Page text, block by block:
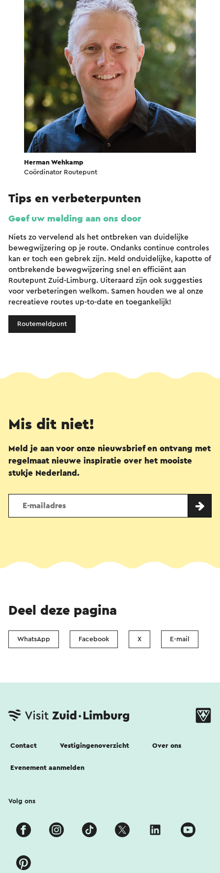
Herman Wehkamp
Coördinator Routepunt
Tips en verbeterpunten
Geef uw melding aan ons door
Niets zo vervelend als het ontbreken van duidelijke
bewegwijzering op je route. Ondanks continue controles
kan er toch een gebrek zijn. Meld onduidelijke, kapotte of
ontbrekende bewegwijzering snel en efficiënt aan
Routepunt Zuid-Limburg. Uiteraard zijn ook suggesties
voor verbeteringen welkom. Samen houden we al onze
recreatieve routes up-to-date en toegankelijk!
Routemeldpunt
Mis dit niet!
Meld je aan voor onze nieuwsbrief en ontvang met
regelmaat nieuwe inspiratie over het mooiste
stukje Nederland.
Deel deze pagina
WhatsApp Facebook X E-mail
Contact Vestigingenoverzicht Over ons
Evenement aanmelden
Volg ons